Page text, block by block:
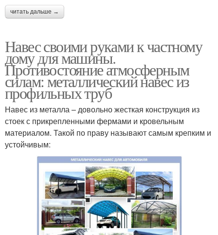
читать дальше →
Навес своими руками к частному
дому для машины.
Противостояние атмосферным
силам: металлический навес из
профильных труб
Навес из металла – довольно жесткая конструкция из
стоек с прикрепленными фермами и кровельным
материалом. Такой по праву называют самым крепким и
устойчивым: